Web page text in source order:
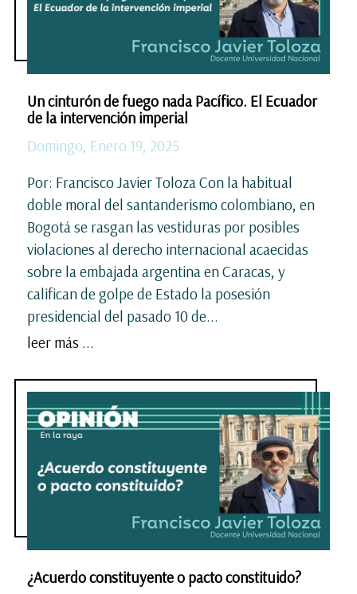
Un cinturón de fuego nada Pacífico. El Ecuador
de la intervención imperial
Domingo, Enero 19, 2025
Por: Francisco Javier Toloza Con la habitual
doble moral del santanderismo colombiano, en
Bogotá se rasgan las vestiduras por posibles
violaciones al derecho internacional acaecidas
sobre la embajada argentina en Caracas, y
califican de golpe de Estado la posesión
presidencial del pasado 10 de...
leer más ...
¿Acuerdo constituyente o pacto constituido?